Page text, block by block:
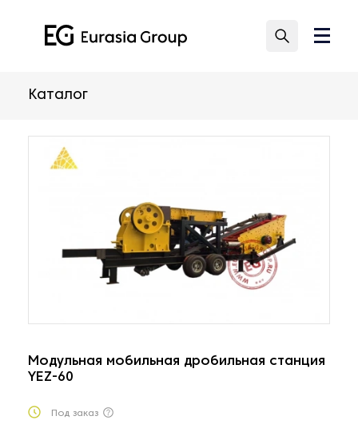
Каталог
Модульная мобильная дробильная станция
YEZ-60
Под заказ